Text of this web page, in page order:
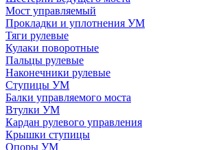
Мост управляемый
Прокладки и уплотнения УМ
Тяги рулевые
Кулаки поворотные
Пальцы рулевые
Наконечники рулевые
Ступицы УМ
Балки управляемого моста
Втулки УМ
Кардан рулевого управления
Крышки ступицы
Опоры УМ